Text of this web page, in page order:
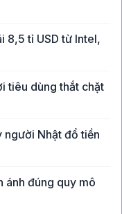
8,5 tỉ USD từ Intel,
tiêu dùng thắt chặt
Nhật đổ tiền
ánh đúng quy mô